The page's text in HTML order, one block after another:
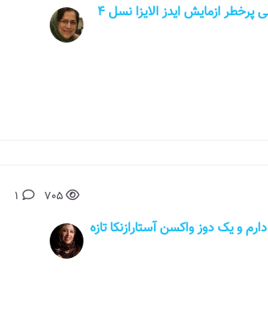
باسلام و خسته نباشید بنده روز ۲۹ام بعد از رابطه جنسی پرخطر ازمایش ایدز الایزا نسل ۴
سلام . من تازه متوجه شدم hpv های ریسک 31 تا 68 دارم و یک دوز واکسن آستارازنکا تازه
705
1